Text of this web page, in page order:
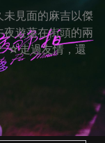
見面的麻吉以傑
遊蕩在街頭的兩
☆走過友情，還